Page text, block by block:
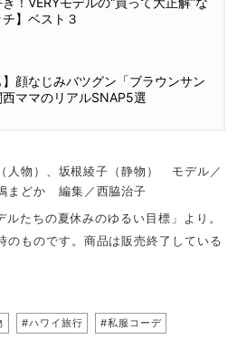
チ】ベスト３
】顔なじみバツグン「ブラウンサン
ママのリアルSNAP5選
人物）、坂根綾子（静物） モデル／
まどか 編集／西脇治子
たちの夏休みのゆるい目標」より。
のものです。商品は販売終了している
#ハワイ旅行 #私服コーデ